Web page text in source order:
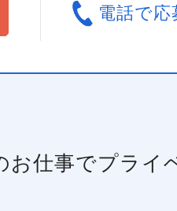
電話で応
仕事でプライ